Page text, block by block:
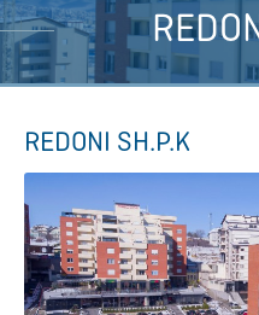
REDONI SH.P.K